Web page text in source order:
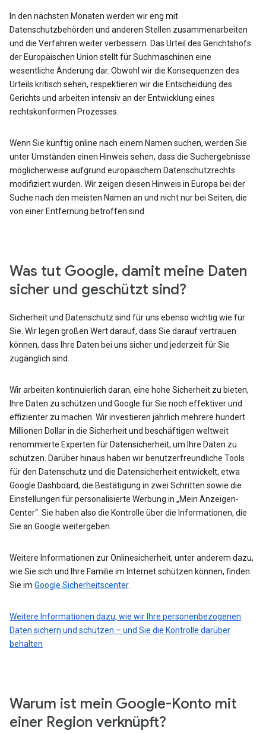
In den nächsten Monaten werden wir eng mit
Datenschutzbehörden und anderen Stellen zusammenarbeiten
und die Verfahren weiter verbessern. Das Urteil des Gerichtshofs
der Europäischen Union stellt für Suchmaschinen eine
wesentliche Änderung dar. Obwohl wir die Konsequenzen des
Urteils kritisch sehen, respektieren wir die Entscheidung des
Gerichts und arbeiten intensiv an der Entwicklung eines
rechtskonformen Prozesses.
Wenn Sie künftig online nach einem Namen suchen, werden Sie
unter Umständen einen Hinweis sehen, dass die Suchergebnisse
möglicherweise aufgrund europäischem Datenschutzrechts
modifiziert wurden. Wir zeigen diesen Hinweis in Europa bei der
Suche nach den meisten Namen an und nicht nur bei Seiten, die
von einer Entfernung betroffen sind.
Was tut Google, damit meine Daten
sicher und geschützt sind?
Sicherheit und Datenschutz sind für uns ebenso wichtig wie für
Sie. Wir legen großen Wert darauf, dass Sie darauf vertrauen
können, dass Ihre Daten bei uns sicher und jederzeit für Sie
zugänglich sind.
Wir arbeiten kontinuierlich daran, eine hohe Sicherheit zu bieten,
Ihre Daten zu schützen und Google für Sie noch effektiver und
effizienter zu machen. Wir investieren jährlich mehrere hundert
Millionen Dollar in die Sicherheit und beschäftigen weltweit
renommierte Experten für Datensicherheit, um Ihre Daten zu
schützen. Darüber hinaus haben wir benutzerfreundliche Tools
für den Datenschutz und die Datensicherheit entwickelt, etwa
Google Dashboard, die Bestätigung in zwei Schritten sowie die
Einstellungen für personalisierte Werbung in „Mein Anzeigen-
Center“. Sie haben also die Kontrolle über die Informationen, die
Sie an Google weitergeben.
Weitere Informationen zur Onlinesicherheit, unter anderem dazu,
wie Sie sich und Ihre Familie im Internet schützen können, finden
Sie im Google Sicherheitscenter.
Weitere Informationen dazu, wie wir Ihre personenbezogenen
Daten sichern und schützen – und Sie die Kontrolle darüber
behalten
Warum ist mein Google-Konto mit
einer Region verknüpft?